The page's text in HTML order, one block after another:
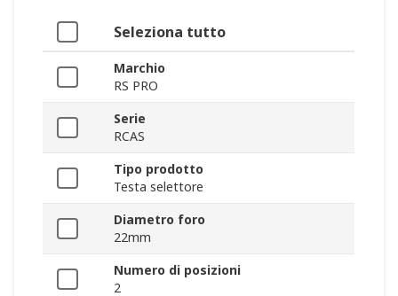
Seleziona tutto
Marchio
RS PRO
Serie
RCAS
Tipo prodotto
Testa selettore
Diametro foro
22mm
Numero di posizioni
2